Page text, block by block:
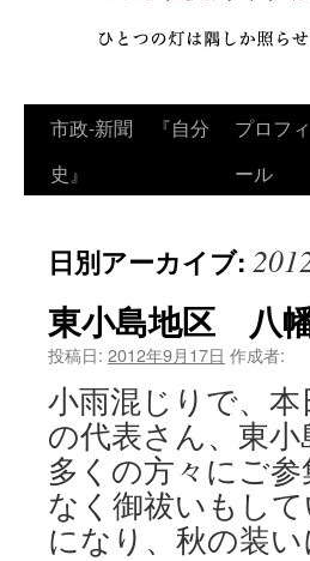
コ
ツ
へ
ス
キ
ッ
プ
市政‐新聞 『自分
史』
プロフィ
ール
日別アーカイブ:
東小島地区 八
投稿日: 2012年9月17日 作成者:
小雨混じりで、
の代表さん、東
多くの方々にご
なく御祓いもし
になり、秋の装